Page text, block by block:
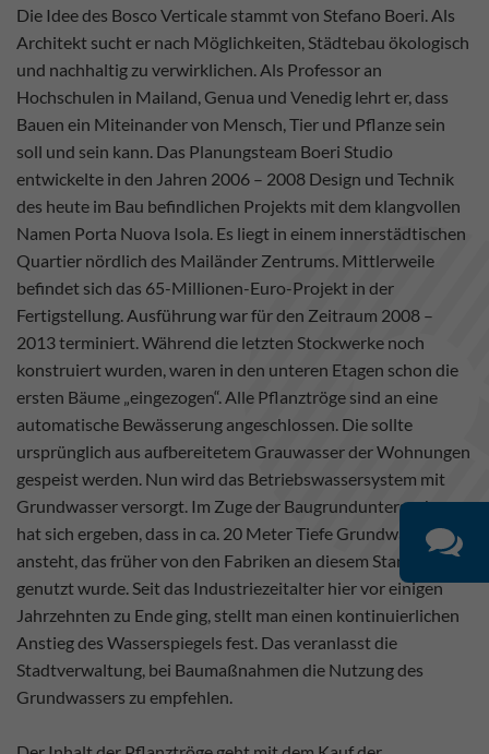
Die Idee des Bosco Verticale stammt von Stefano Boeri. Als
Architekt sucht er nach Möglichkeiten, Städtebau ökologisch
und nachhaltig zu verwirklichen. Als Professor an
Hochschulen in Mailand, Genua und Venedig lehrt er, dass
Bauen ein Miteinander von Mensch, Tier und Pflanze sein
soll und sein kann. Das Planungsteam Boeri Studio
entwickelte in den Jahren 2006 – 2008 Design und Technik
des heute im Bau befindlichen Projekts mit dem klangvollen
Namen Porta Nuova Isola. Es liegt in einem innerstädtischen
Quartier nördlich des Mailänder Zentrums. Mittlerweile
befindet sich das 65-Millionen-Euro-Projekt in der
Fertigstellung. Ausführung war für den Zeitraum 2008 –
2013 terminiert. Während die letzten Stockwerke noch
konstruiert wurden, waren in den unteren Etagen schon die
ersten Bäume „eingezogen“. Alle Pflanztröge sind an eine
automatische Bewässerung angeschlossen. Die sollte
ursprünglich aus aufbereitetem Grauwasser der Wohnungen
gespeist werden. Nun wird das Betriebswassersystem mit
Grundwasser versorgt. Im Zuge der Baugrunduntersuchung
hat sich ergeben, dass in ca. 20 Meter Tiefe Grundwasser
ansteht, das früher von den Fabriken an diesem Standort
genutzt wurde. Seit das Industriezeitalter hier vor einigen
Jahrzehnten zu Ende ging, stellt man einen kontinuierlichen
Anstieg des Wasserspiegels fest. Das veranlasst die
Stadtverwaltung, bei Baumaßnahmen die Nutzung des
Grundwassers zu empfehlen.